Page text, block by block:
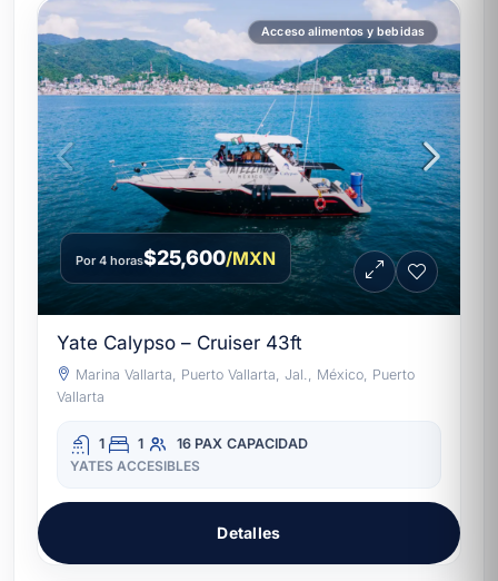
Acceso alimentos y bebidas
Por 4 horas$25,600/MXN
Yate Calypso – Cruiser 43ft
Marina Vallarta, Puerto Vallarta, Jal., México, Puerto
Vallarta
1 1 16 PAX CAPACIDAD
YATES ACCESIBLES
Detalles